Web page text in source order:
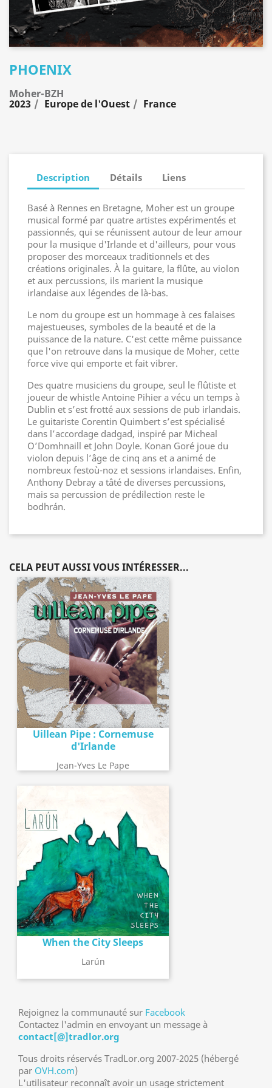
PHOENIX
Moher-BZH
2023 Europe de l'Ouest France
Description Détails Liens
Basé à Rennes en Bretagne, Moher est un groupe
musical formé par quatre artistes expérimentés et
passionnés, qui se réunissent autour de leur amour
pour la musique d'Irlande et d'ailleurs, pour vous
proposer des morceaux traditionnels et des
créations originales. À la guitare, la flûte, au violon
et aux percussions, ils marient la musique
irlandaise aux légendes de là-bas.
Le nom du groupe est un hommage à ces falaises
majestueuses, symboles de la beauté et de la
puissance de la nature. C'est cette même puissance
que l'on retrouve dans la musique de Moher, cette
force vive qui emporte et fait vibrer.
Des quatre musiciens du groupe, seul le flûtiste et
joueur de whistle Antoine Pihier a vécu un temps à
Dublin et s’est frotté aux sessions de pub irlandais.
Le guitariste Corentin Quimbert s’est spécialisé
dans l’accordage dadgad, inspiré par Micheal
O’Domhnaill et John Doyle. Konan Goré joue du
violon depuis l’âge de cinq ans et a animé de
nombreux festoù-noz et sessions irlandaises. Enfin,
Anthony Debray a tâté de diverses percussions,
mais sa percussion de prédilection reste le
bodhrán.
CELA PEUT AUSSI VOUS INTÉRESSER...
Uillean Pipe : Cornemuse
d'Irlande
Jean-Yves Le Pape
When the City Sleeps
Larún
Rejoignez la communauté sur Facebook
Contactez l'admin en envoyant un message à
contact[@]tradlor.org
Tous droits réservés TradLor.org 2007-2025 (hébergé
par OVH.com)
L'utilisateur reconnaît avoir un usage strictement